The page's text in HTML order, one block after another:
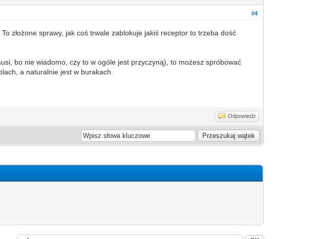
#4
złożone sprawy, jak coś trwale zablokuje jakiś receptor to trzeba dość
bo nie wiadomo, czy to w ogóle jest przyczyną), to możesz spróbować
a naturalnie jest w burakach.
Odpowiedz